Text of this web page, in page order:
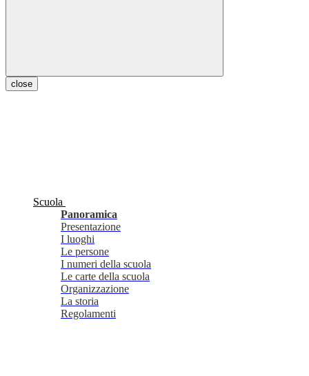
close
Scuola
Panoramica
Presentazione
I luoghi
Le persone
I numeri della scuola
Le carte della scuola
Organizzazione
La storia
Regolamenti